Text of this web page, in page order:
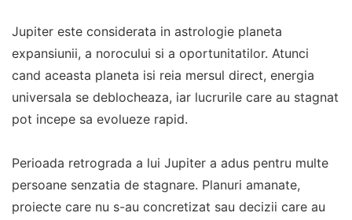
Jupiter este considerata in astrologie planeta
expansiunii, a norocului si a oportunitatilor. Atunci
cand aceasta planeta isi reia mersul direct, energia
universala se deblocheaza, iar lucrurile care au stagnat
pot incepe sa evolueze rapid.
Perioada retrograda a lui Jupiter a adus pentru multe
persoane senzatia de stagnare. Planuri amanate,
proiecte care nu s-au concretizat sau decizii care au